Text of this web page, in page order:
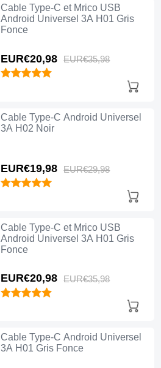
Cable Type-C et Mrico USB
Android Universel 3A H01 Gris
Fonce
EUR€20,98 EUR€35,98
Cable Type-C Android Universel
3A H02 Noir
EUR€19,98 EUR€29,98
Cable Type-C et Mrico USB
Android Universel 3A H01 Gris
Fonce
EUR€20,98 EUR€35,98
Cable Type-C Android Universel
3A H01 Gris Fonce